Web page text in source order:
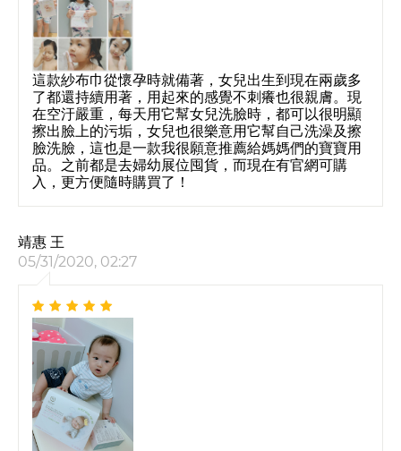
這款紗布巾從懷孕時就備著，女兒出生到現在兩歲多
了都還持續用著，用起來的感覺不刺癢也很親膚。現
在空汙嚴重，每天用它幫女兒洗臉時，都可以很明顯
擦出臉上的污垢，女兒也很樂意用它幫自己洗澡及擦
臉洗臉，這也是一款我很願意推薦給媽媽們的寶寶用
品。之前都是去婦幼展位囤貨，而現在有官網可購
入，更方便隨時購買了！
靖惠 王
05/31/2020, 02:27